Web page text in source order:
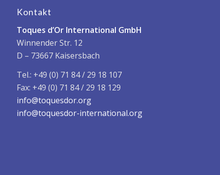
Kontakt
Toques d’Or International GmbH
Winnender Str. 12
D – 73667 Kaisersbach
Tel.: +49 (0) 71 84 / 29 18 107
Fax: +49 (0) 71 84 / 29 18 129
info@toquesdor.org
info@toquesdor-international.org